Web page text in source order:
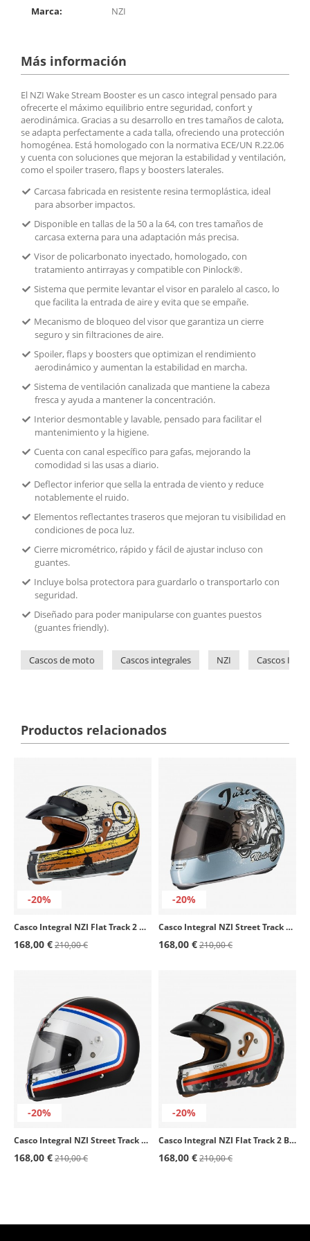
Marca: NZI
Más información
El NZI Wake Stream Booster es un casco integral pensado para
ofrecerte el máximo equilibrio entre seguridad, confort y
aerodinámica. Gracias a su desarrollo en tres tamaños de calota,
se adapta perfectamente a cada talla, ofreciendo una protección
homogénea. Está homologado con la normativa ECE/UN R.22.06
y cuenta con soluciones que mejoran la estabilidad y ventilación,
como el spoiler trasero, flaps y boosters laterales.
Carcasa fabricada en resistente resina termoplástica, ideal
para absorber impactos.
Disponible en tallas de la 50 a la 64, con tres tamaños de
carcasa externa para una adaptación más precisa.
Visor de policarbonato inyectado, homologado, con
tratamiento antirrayas y compatible con Pinlock®.
Sistema que permite levantar el visor en paralelo al casco, lo
que facilita la entrada de aire y evita que se empañe.
Mecanismo de bloqueo del visor que garantiza un cierre
seguro y sin filtraciones de aire.
Spoiler, flaps y boosters que optimizan el rendimiento
aerodinámico y aumentan la estabilidad en marcha.
Sistema de ventilación canalizada que mantiene la cabeza
fresca y ayuda a mantener la concentración.
Interior desmontable y lavable, pensado para facilitar el
mantenimiento y la higiene.
Cuenta con canal específico para gafas, mejorando la
comodidad si las usas a diario.
Deflector inferior que sella la entrada de viento y reduce
notablemente el ruido.
Elementos reflectantes traseros que mejoran tu visibilidad en
condiciones de poca luz.
Cierre micrométrico, rápido y fácil de ajustar incluso con
guantes.
Incluye bolsa protectora para guardarlo o transportarlo con
seguridad.
Diseñado para poder manipularse con guantes puestos
(guantes friendly).
Cascos de moto Cascos integrales NZI Cascos
Productos relacionados
-20%
Casco Integral NZI Flat Track 2 Dirt
168,00 €210,00 €
-20%
Casco Integral NZI Street Track 4 Bello Pearl White
168,00 €210,00 €
-20%
Casco Integral NZI Street Track 4 Sputnik Negro mate con bandera de Francia
168,00 €210,00 €
-20%
Casco Integral NZI Flat Track 2 Blitz Rojo y naranja mate
168,00 €210,00 €